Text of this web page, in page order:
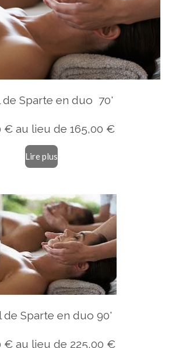
de Sparte en duo 70'
€ au lieu de 165,00 €
Lire plus
de Sparte en duo 90'
€ au lieu de 225,00 €